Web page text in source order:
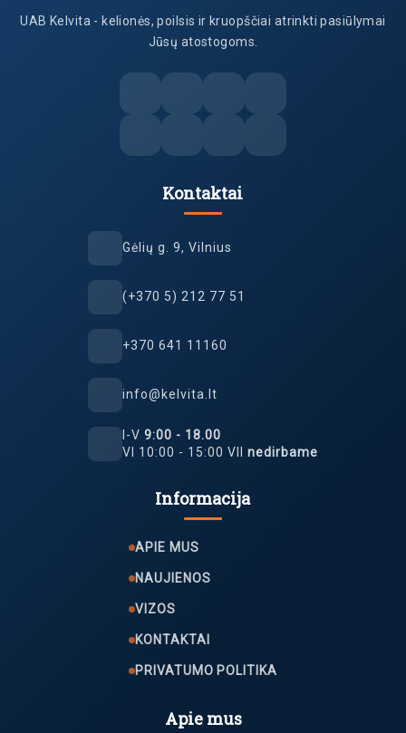
UAB Kelvita - kelionės, poilsis ir kruopščiai atrinkti pasiūlymai
Jūsų atostogoms.
Kontaktai
Gėlių g. 9, Vilnius
(+370 5) 212 77 51
+370 641 11160
info@kelvita.lt
I-V9:00 - 18.00
VI 10:00 - 15:00 VII nedirbame
Informacija
APIE MUS
NAUJIENOS
VIZOS
KONTAKTAI
PRIVATUMO POLITIKA
Apie mus